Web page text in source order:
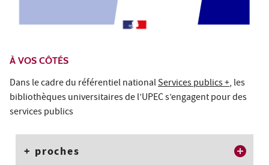
À VOS CÔTÉS
Dans le cadre du référentiel nationalServices publics +, les
bibliothèques universitaires de l’UPEC s’engagent pour des
services publics
+ proches